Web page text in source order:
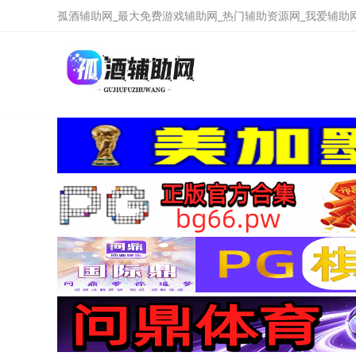
孤酒辅助网_最大免费游戏辅助网_热门辅助资源网_我爱辅助